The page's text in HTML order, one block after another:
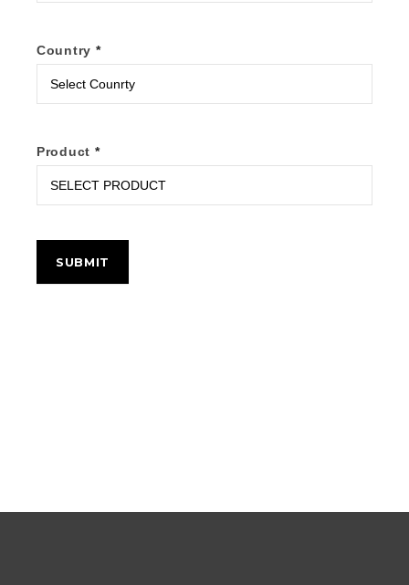
Country *
Product *
SUBMIT